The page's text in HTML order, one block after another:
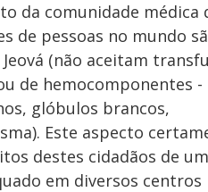
da comunidade médica
de pessoas no mundo
(não aceitam
de hemocomponentes -
glóbulos brancos,
Este aspecto
destes cidadãos de um
em diversos centros